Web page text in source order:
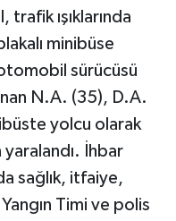
ışıklarında
minibüse
sürücüsü
N.A. (35), D.A.
yolcu olarak
yaralandı. İhbar
sağlık, itfaiye,
Timi ve polis